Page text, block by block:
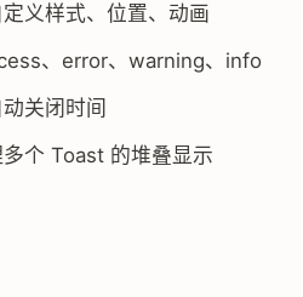
定义样式、位置、动画
、error、warning、info
关闭时间
多个 Toast 的堆叠显示